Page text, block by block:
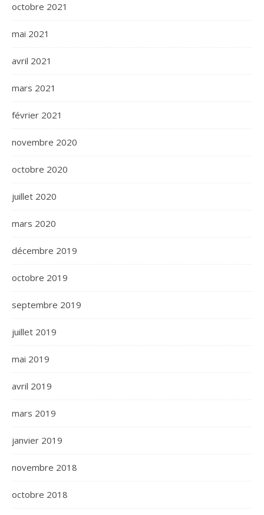
octobre 2021
mai 2021
avril 2021
mars 2021
février 2021
novembre 2020
octobre 2020
juillet 2020
mars 2020
décembre 2019
octobre 2019
septembre 2019
juillet 2019
mai 2019
avril 2019
mars 2019
janvier 2019
novembre 2018
octobre 2018